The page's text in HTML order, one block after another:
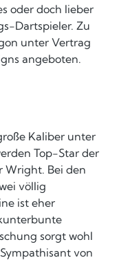
oder doch lieber
Dartspieler. Zu
unter Vertrag
angeboten.
Kaliber unter
Top-Star der
Wright. Bei den
völlig
ist eher
sorgt wohl
von